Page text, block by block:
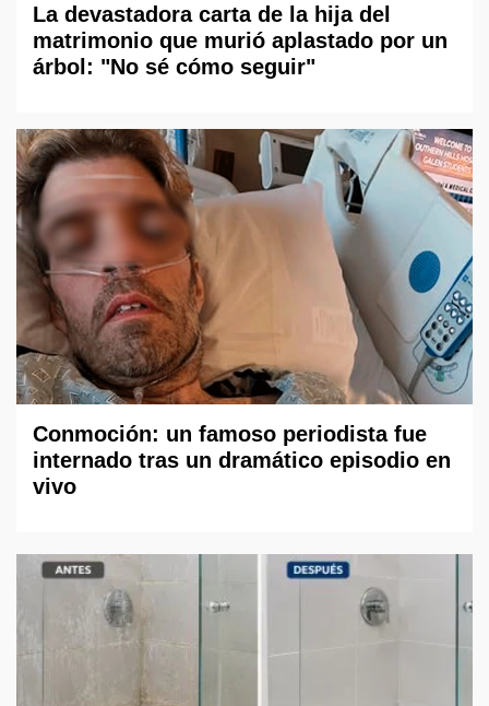
La devastadora carta de la hija del
matrimonio que murió aplastado por un
árbol: "No sé cómo seguir"
Conmoción: un famoso periodista fue
internado tras un dramático episodio en
vivo